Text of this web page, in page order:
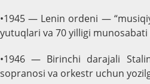
•1945 — Lenin ordeni —
yutuqlari va 70 yilligi munosabati
•1946 — Birinchi darajali
sopranosi va orkestr uchun